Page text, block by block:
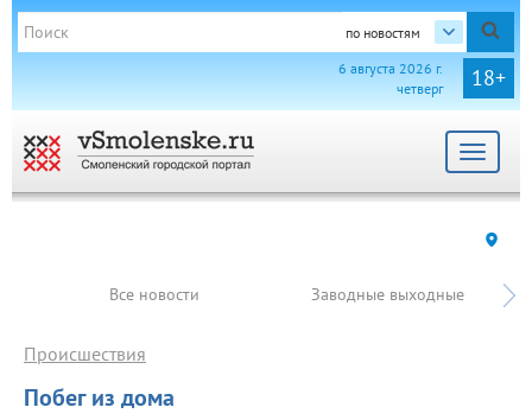
по новостям
18+
6 августа 2026 г.
четверг
Toggle
Все новости Заводные выходные
Побег из дома
Происшествия